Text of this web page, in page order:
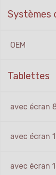
Systèmes
OEM
Tablettes
avec écran
avec écran
avec écran